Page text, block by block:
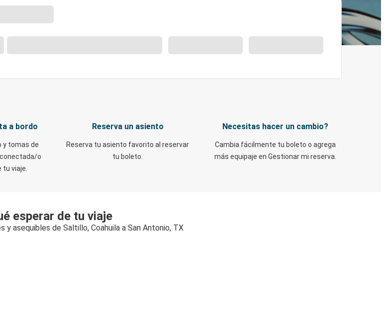
a bordo
y tomas de
o
viaje.
Reserva un asiento
Reserva tu asiento favorito al reservar
tu boleto.
Necesitas hacer un cambio?
Cambia fácilmente tu boleto o agrega
más equipaje en Gestionar mi reserva.
esperar de tu viaje
y asequibles de Saltillo, Coahuila a San Antonio, TX